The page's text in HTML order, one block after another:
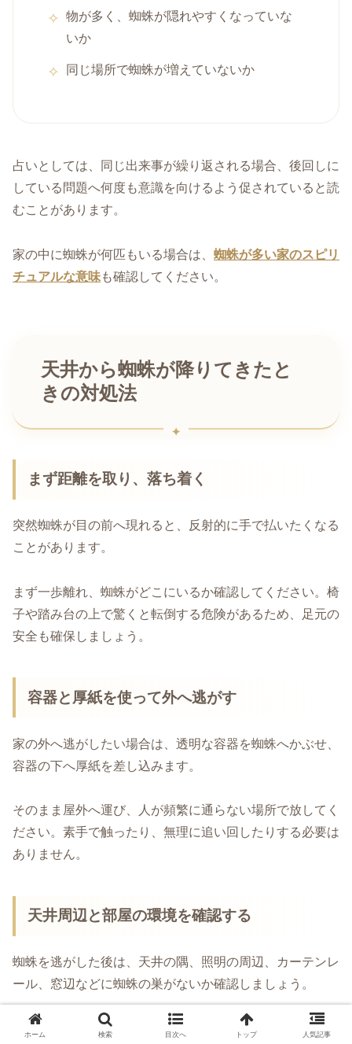
物が多く、蜘蛛が隠れやすくなっていな
いか
同じ場所で蜘蛛が増えていないか
占いとしては、同じ出来事が繰り返される場合、後回しに
している問題へ何度も意識を向けるよう促されていると読
むことがあります。
家の中に蜘蛛が何匹もいる場合は、 蜘蛛が多い家のスピリ
チュアルな意味も確認してください。
天井から蜘蛛が降りてきたと
きの対処法
まず距離を取り、落ち着く
突然蜘蛛が目の前へ現れると、反射的に手で払いたくなる
ことがあります。
まず一歩離れ、蜘蛛がどこにいるか確認してください。椅
子や踏み台の上で驚くと転倒する危険があるため、足元の
安全も確保しましょう。
容器と厚紙を使って外へ逃がす
家の外へ逃がしたい場合は、透明な容器を蜘蛛へかぶせ、
容器の下へ厚紙を差し込みます。
そのまま屋外へ運び、人が頻繁に通らない場所で放してく
ださい。素手で触ったり、無理に追い回したりする必要は
ありません。
天井周辺と部屋の環境を確認する
蜘蛛を逃がした後は、天井の隅、照明の周辺、カーテンレ
ール、窓辺などに蜘蛛の巣がないか確認しましょう。
小さな虫が集まっている場合は、網戸や窓の隙間、照明周
ホーム 検索 目次へ トップ 人気記事